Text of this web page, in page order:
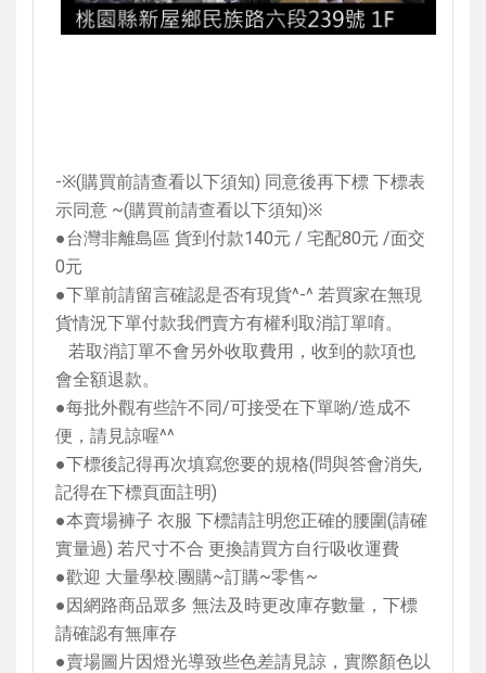
-※(購買前請查看以下須知) 同意後再下標 下標表
示同意 ~(購買前請查看以下須知)※
●台灣非離島區 貨到付款140元 / 宅配80元 /面交
0元
●下單前請留言確認是否有現貨^-^ 若買家在無現
貨情況下單付款我們賣方有權利取消訂單唷。
若取消訂單不會另外收取費用，收到的款項也
會全額退款。
●每批外觀有些許不同/可接受在下單喲/造成不
便，請見諒喔^^
●下標後記得再次填寫您要的規格(問與答會消失,
記得在下標頁面註明)
●本賣場褲子 衣服 下標請註明您正確的腰圍(請確
實量過) 若尺寸不合 更換請買方自行吸收運費
●歡迎 大量學校 團購~訂購~零售~
●因網路商品眾多 無法及時更改庫存數量，下標
請確認有無庫存
●賣場圖片因燈光導致些色差請見諒，實際顏色以